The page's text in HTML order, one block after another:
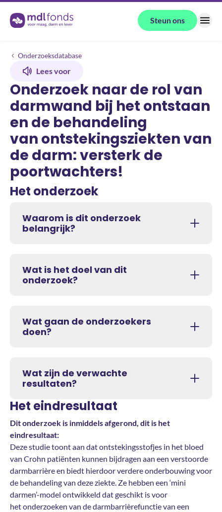
Terug naar de homepage Steun ons
Onderzoeken
Onderzoeksdatabase
Onderzoek naar de rol van darmwand bij het ontstaan en de
Lees voor
Onderzoek naar de rol van
darmwand bij het ontstaan
en de behandeling
van ontstekingsziekten van
de darm: versterk de
poortwachters!
Het onderzoek
Waarom is dit onderzoek
belangrijk?
Wat is het doel van dit
onderzoek?
Wat gaan de onderzoekers
doen?
Wat zijn de verwachte
resultaten?
Het eindresultaat
Dit onderzoek is inmiddels afgerond, dit is het
eindresultaat:
Deze studie toont aan dat ontstekingsstofjes in het bloed
van Crohn patiënten kunnen bijdragen aan een verstoorde
darmbarrière en biedt hierdoor verdere onderbouwing voor
de behandeling van deze ziekte. Ze hebben een ‘mini
darmen’-model ontwikkeld dat geschikt is voor
het onderzoeken van de darmbarrièrefunctie van een